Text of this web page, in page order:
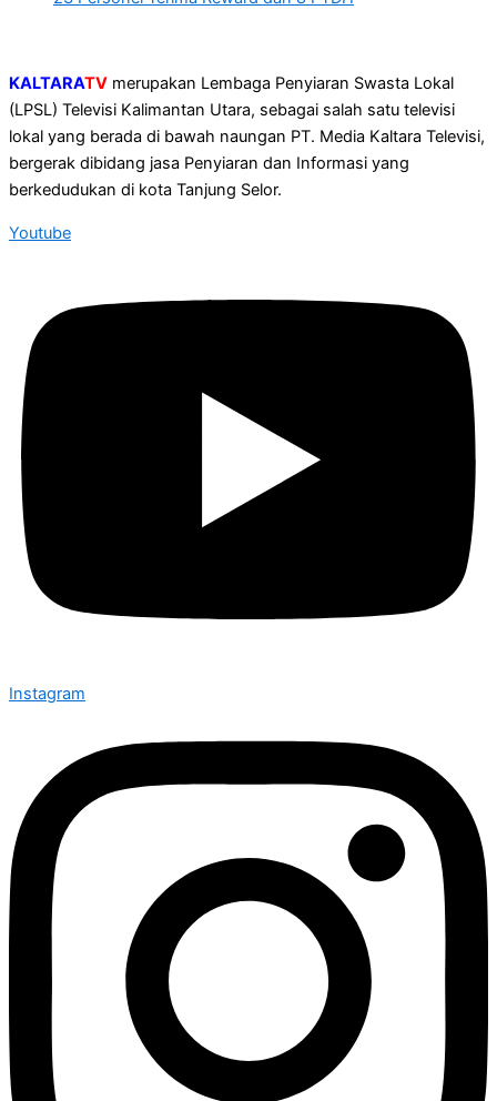
KALTARATV merupakan Lembaga Penyiaran Swasta Lokal
(LPSL) Televisi Kalimantan Utara, sebagai salah satu televisi
lokal yang berada di bawah naungan PT. Media Kaltara Televisi,
bergerak dibidang jasa Penyiaran dan Informasi yang
berkedudukan di kota Tanjung Selor.
Youtube
Instagram